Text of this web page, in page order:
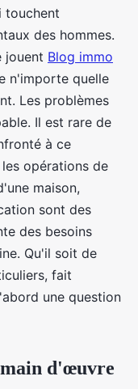
touchent
des hommes.
jouent Blog immo
n'importe quelle
Les problèmes
Il est rare de
à ce
opérations de
maison,
sont des
des besoins
Qu'il soit de
fait
une question
d'œuvre